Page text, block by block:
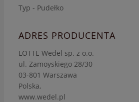
Typ - Pudełko
ADRES PRODUCENTA
LOTTE Wedel sp. z o.o.
ul. Zamoyskiego 28/30
03-801 Warszawa
Polska,
www.wedel.pl